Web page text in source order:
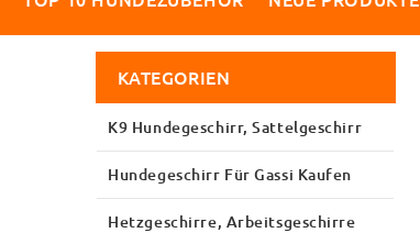
KATEGORIEN
K9 Hundegeschirr, Sattelgeschirr
Hundegeschirr Für Gassi Kaufen
Hetzgeschirre, Arbeitsgeschirre